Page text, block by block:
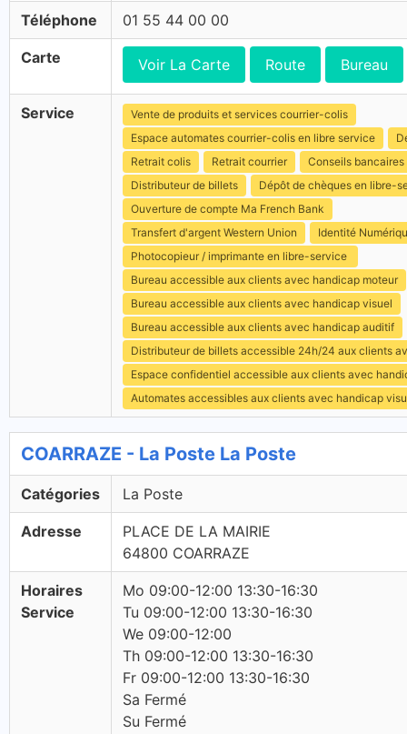
Téléphone 01 55 44 00 00
Carte Voir La Carte Route Bureau
Service
Vente de produits et services courrier-colis
Espace automates courrier-colis en libre service
Retrait colis
Retrait courrier
Conseils bancaires
Distributeur de billets
Dépôt de chèques en libre-
Ouverture de compte Ma French Bank
Transfert d'argent Western Union
Identité
Photocopieur / imprimante en libre-service
Bureau accessible aux clients avec handicap moteur
Bureau accessible aux clients avec handicap visuel
Bureau accessible aux clients avec handicap auditif
Distributeur de billets accessible 24h/24 aux clients
Espace confidentiel accessible aux clients avec
Automates accessibles aux clients avec handicap
COARRAZE - La Poste La Poste
Catégories La Poste
Adresse
PLACE DE LA MAIRIE
64800 COARRAZE
Horaires
Service
Mo 09:00-12:00 13:30-16:30
Tu 09:00-12:00 13:30-16:30
We 09:00-12:00
Th 09:00-12:00 13:30-16:30
Fr 09:00-12:00 13:30-16:30
Sa Fermé
Su Fermé